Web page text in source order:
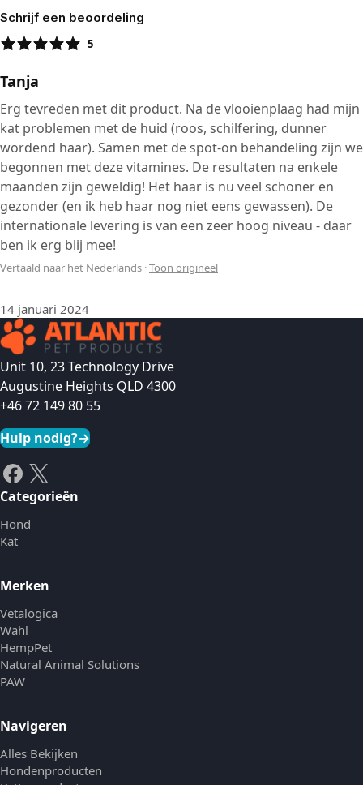
Schrijf een beoordeling
5
Tanja
Erg tevreden met dit product. Na de vlooienplaag had mijn
kat problemen met de huid (roos, schilfering, dunner
wordend haar). Samen met de spot-on behandeling zijn we
begonnen met deze vitamines. De resultaten na enkele
maanden zijn geweldig! Het haar is nu veel schoner en
gezonder (en ik heb haar nog niet eens gewassen). De
internationale levering is van een zeer hoog niveau - daar
ben ik erg blij mee!
Vertaald naar het Nederlands ·Toon origineel
14 januari 2024
Unit 10, 23 Technology Drive
Augustine Heights QLD 4300
+46 72 149 80 55
Hulp nodig?→
Categorieën
Hond
Kat
Merken
Vetalogica
Wahl
HempPet
Natural Animal Solutions
PAW
Navigeren
Alles Bekijken
Hondenproducten